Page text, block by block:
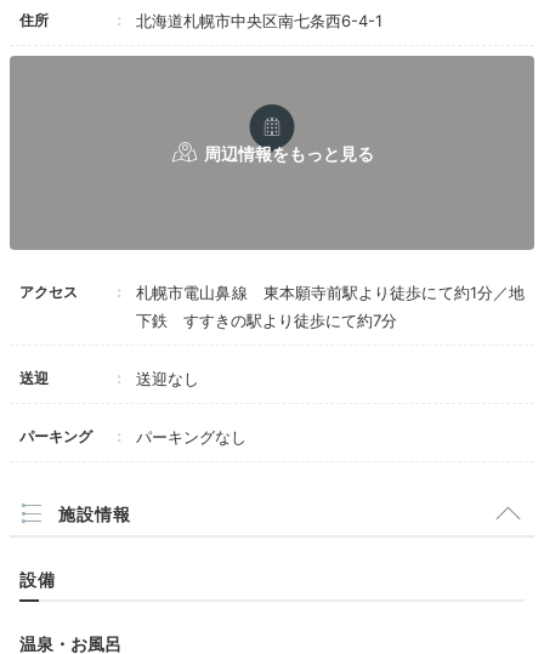
清掃の維持管理が出来てませんので止めます。
場所的に地下鉄・すすきの駅からは徒歩１０分で
スーパーなどが在って便利です。
住所 北海道札幌市中央区南七条西6-4-1
アクセス
札幌市電山鼻線 東本願寺前駅より徒歩にて約1分／地
下鉄 すすきの駅より徒歩にて約7分
送迎 送迎なし
パーキング パーキングなし
施設情報
設備
温泉・お風呂